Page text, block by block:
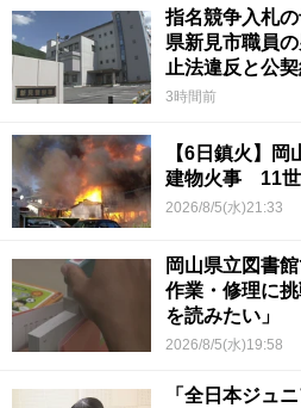
指名競争入札
県新見市職員
止法違反と公
い
3時間前
【6日鎮火】
建物火事 11世
2026/8/5(水)21:33
岡山県立図書
作業・修理に
を読みたい」
2026/8/5(水)19:58
「全日本ジュ